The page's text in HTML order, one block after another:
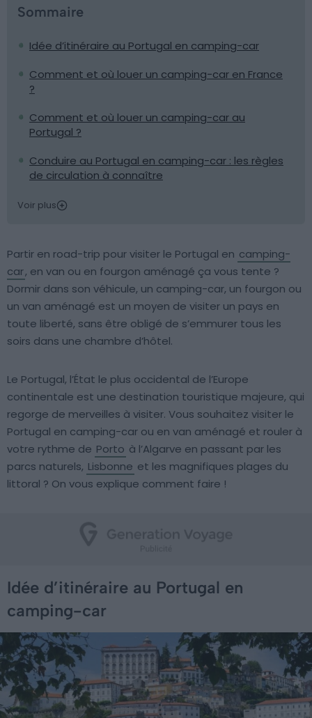
Sommaire
Idée d’itinéraire au Portugal en camping-car
Comment et où louer un camping-car en France
?
Comment et où louer un camping-car au
Portugal ?
Conduire au Portugal en camping-car : les règles
de circulation à connaître
Voir plus
Partir en road-trip pour visiter le Portugal en camping-
car, en van ou en fourgon aménagé ça vous tente ?
Dormir dans son véhicule, un camping-car, un fourgon ou
un van aménagé est un moyen de visiter un pays en
toute liberté, sans être obligé de s’emmurer tous les
soirs dans une chambre d’hôtel.
Le Portugal, l’État le plus occidental de l’Europe
continentale est une destination touristique majeure, qui
regorge de merveilles à visiter. Vous souhaitez visiter le
Portugal en camping-car ou en van aménagé et rouler à
votre rythme de Porto à l’Algarve en passant par les
parcs naturels, Lisbonne et les magnifiques plages du
littoral ? On vous explique comment faire !
Idée d’itinéraire au Portugal en
camping-car